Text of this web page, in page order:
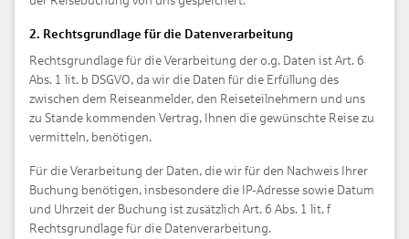
2. Rechtsgrundlage für die Datenverarbeitung
Rechtsgrundlage für die Verarbeitung der o.g. Daten ist Art. 6
Abs. 1 lit. b DSGVO, da wir die Daten für die Erfüllung des
zwischen dem Reiseanmelder, den Reiseteilnehmern und uns
zu Stande kommenden Vertrag, Ihnen die gewünschte Reise zu
vermitteln, benötigen.
Für die Verarbeitung der Daten, die wir für den Nachweis Ihrer
Buchung benötigen, insbesondere die IP-Adresse sowie Datum
und Uhrzeit der Buchung ist zusätzlich Art. 6 Abs. 1 lit. f
Rechtsgrundlage für die Datenverarbeitung.